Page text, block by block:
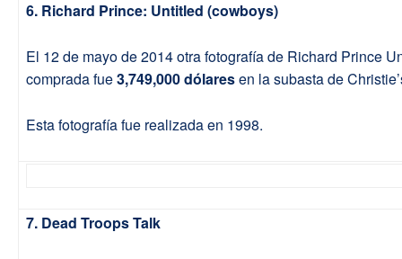
6. Richard Prince: Untitled (cowboys)
El 12 de mayo de 2014 otra fotografía de Richard Prince
comprada fue3,749,000 dólaresen la subasta de
Esta fotografía fue realizada en 1998.
7. Dead Troops Talk